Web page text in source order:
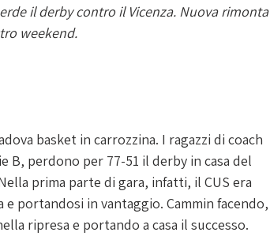
il derby contro il Vicenza. Nuova rimonta
weekend.
basket in carrozzina. I ragazzi di coach
B, perdono per 77-51 il derby in casa del
prima parte di gara, infatti, il CUS era
portandosi in vantaggio. Cammin facendo,
ripresa e portando a casa il successo.